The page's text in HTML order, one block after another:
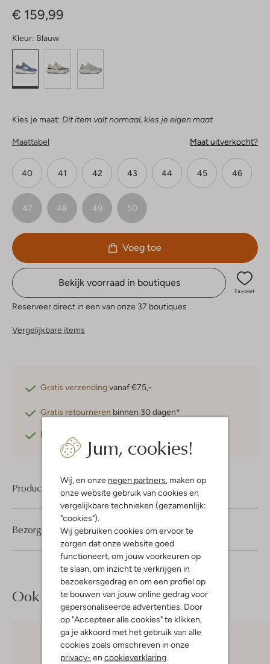
Jum, cookies!
Wij, en onze negen partners, maken op
onze website gebruik van cookies en
vergelijkbare technieken (gezamenlijk:
"cookies").
Wij gebruiken cookies om ervoor te
zorgen dat onze website goed
functioneert, om jouw voorkeuren op
te slaan, om inzicht te verkrijgen in
bezoekersgedrag en om een profiel op
te bouwen van jouw online gedrag voor
gepersonaliseerde advertenties. Door
op "Accepteer alle cookies" te klikken,
ga je akkoord met het gebruik van alle
cookies zoals omschreven in onze
privacy- en cookieverklaring.
€ 159,99
Kleur: Blauw
Kies je maat: Dit item valt normaal, kies je eigen maat
Maattabel Maat uitverkocht?
40 41 42 43 44 45 46
47 48 49 50
Voeg toe
Bekijk voorraad in boutiques
Favoriet
Reserveer direct in een van onze 37 boutiques
Vergelijkbare items
Gratis verzendingvanaf €75,-
Gratis retourneren binnen 30 dagen*
Betaal achteraf
Product informatie
Bezorgen & retourneren
Ook iets voor jou?